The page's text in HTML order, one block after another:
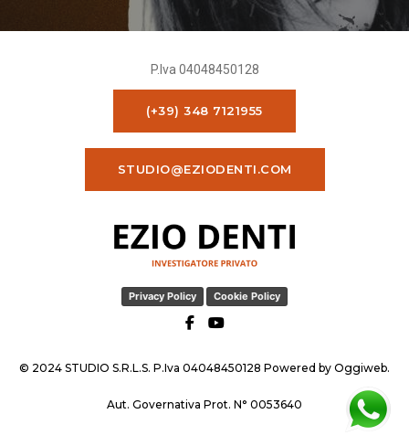
P.Iva 04048450128
(+39) 348 7121955
STUDIO@EZIODENTI.COM
Privacy Policy Cookie Policy
© 2024 STUDIO S.R.L.S. P.Iva 04048450128 Powered by Oggiweb.
Aut. Governativa Prot. N° 0053640